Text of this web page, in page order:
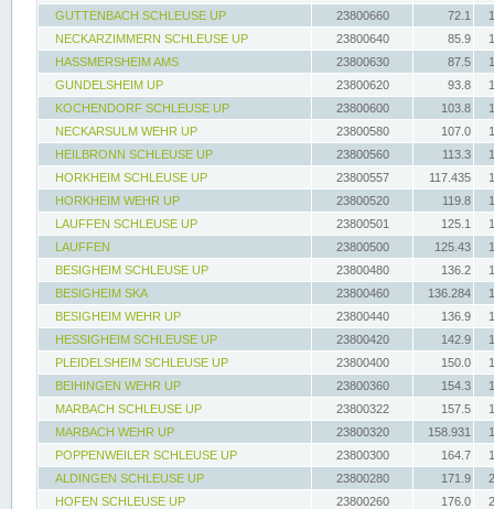
GUTTENBACH SCHLEUSE UP
23800660 72.1
NECKARZIMMERN SCHLEUSE UP
23800640 85.9
HASSMERSHEIM AMS
23800630 87.5
GUNDELSHEIM UP
23800620 93.8
KOCHENDORF SCHLEUSE UP
23800600 103.8
NECKARSULM WEHR UP
23800580 107.0
HEILBRONN SCHLEUSE UP
23800560 113.3
HORKHEIM SCHLEUSE UP
23800557 117.435
HORKHEIM WEHR UP
23800520 119.8
LAUFFEN SCHLEUSE UP
23800501 125.1
LAUFFEN
23800500 125.43
BESIGHEIM SCHLEUSE UP
23800480 136.2
BESIGHEIM SKA
23800460 136.284
BESIGHEIM WEHR UP
23800440 136.9
HESSIGHEIM SCHLEUSE UP
23800420 142.9
PLEIDELSHEIM SCHLEUSE UP
23800400 150.0
BEIHINGEN WEHR UP
23800360 154.3
MARBACH SCHLEUSE UP
23800322 157.5
MARBACH WEHR UP
23800320 158.931
POPPENWEILER SCHLEUSE UP
23800300 164.7
ALDINGEN SCHLEUSE UP
23800280 171.9
HOFEN SCHLEUSE UP
23800260 176.0